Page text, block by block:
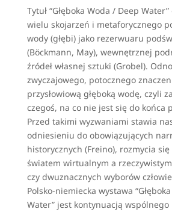
Tytuł “Głęboka Woda / Deep
wielu skojarzeń i metaforycznego
wody (głębi) jako rezerwuaru
(Böckmann, May), wewnętrznej
źródeł własnej sztuki (Grobel).
zwyczajowego, potocznego
przysłowiową głęboką wodę, czyli
czegoś, na co nie jest się do końca
Przed takimi wyzwaniami stawia
odniesieniu do obowiązujących
historycznych (Freino), rozmycia
światem wirtualnym a rzeczywistym
czy dwuznacznych wyborów
Polsko-niemiecka wystawa
Water” jest kontynuacją